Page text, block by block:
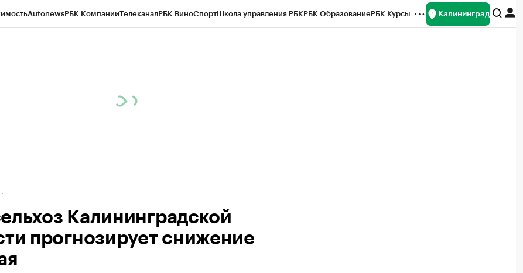
AutonewsРБК КомпанииТелеканалРБК ВиноСпортШкола управления РБКРБК ОбразованиеРБК Курсы Калининград
Калининградской
прогнозирует снижение